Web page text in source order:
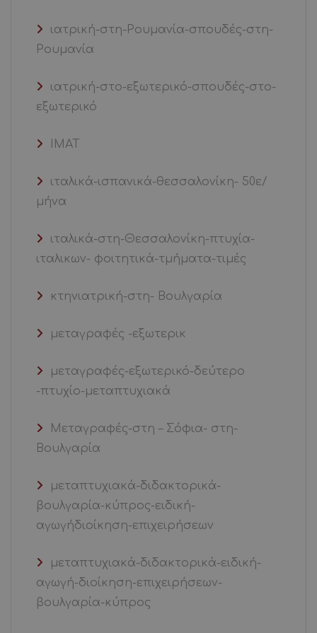
ιατρική-στη-Ρουμανία-σπουδές-στη-
Ρουμανία
ιατρική-στο-εξωτερικό-σπουδές-στο-
εξωτερικό
ΙΜΑΤ
ιταλικά-ισπανικά-θεσσαλονίκη- 50ε/
μήνα
ιταλικά-στη-Θεσσαλονίκη-πτυχία-
ιταλικων- φοιτητικά-τμήματα-τιμές
κτηνιατρική-στη- Βουλγαρία
μεταγραφές -εξωτερικ
μεταγραφές-εξωτερικό-δεύτερο
-πτυχίο-μεταπτυχιακά
Μεταγραφές-στη – Σόφια- στη-
Βουλγαρία
μεταπτυχιακά-διδακτορικά-
βουλγαρία-κύπρος-ειδική-
αγωγήδιοίκηση-επιχειρήσεων
μεταπτυχιακά-διδακτορικά-ειδική-
αγωγή-διοίκηση-επιχειρήσεων-
βουλγαρία-κύπρος